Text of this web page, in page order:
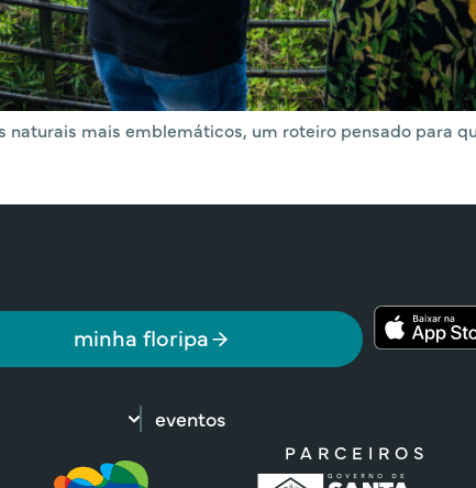
naturais mais emblemáticos, um roteiro pensado para
minha floripa
eventos
PARCEIROS